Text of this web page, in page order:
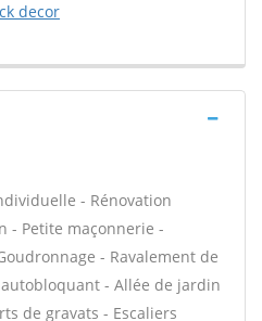
decor
- Rénovation
- Petite maçonnerie -
- Ravalement de
- Allée de jardin
de gravats - Escaliers